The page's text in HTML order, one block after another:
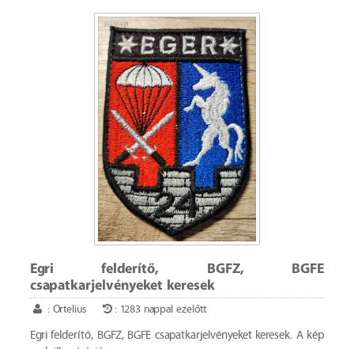
Egri felderítő, BGFZ, BGFE
csapatkarjelvényeket keresek
: Ortelius : 1283 nappal ezelőtt
Egri felderítő, BGFZ, BGFE csapatkarjelvényeket keresek. A kép